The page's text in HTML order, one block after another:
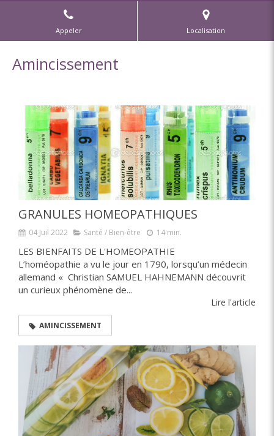
Appeler Localisation
Amincissement
GRANULES HOMEOPATHIQUES
04 Juil 2022 Santé / Bien-être 14 min.
LES BIENFAITS DE L'HOMEOPATHIE
L’homéopathie a vu le jour en 1790, lorsqu’un médecin
allemand « Christian SAMUEL HAHNEMANN découvrit
un curieux phénomène de...
Lire l'article
AMINCISSEMENT